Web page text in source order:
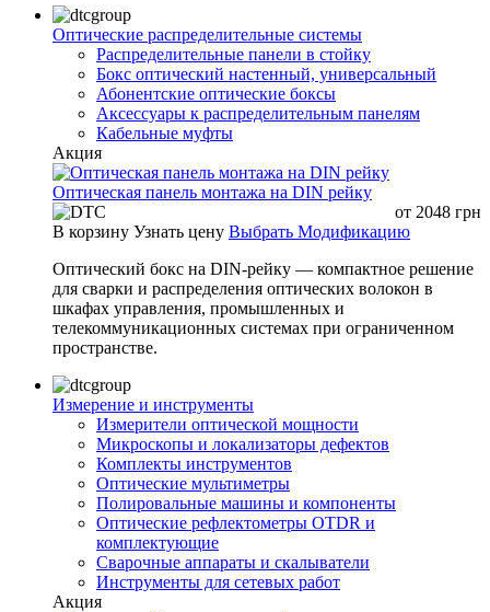
Оптические распределительные системы
Распределительные панели в стойку
Бокс оптический настенный, универсальный
Абонентские оптические боксы
Аксессуары к распределительным панелям
Кабельные муфты
Акция
Оптическая панель монтажа на DIN рейку
от 2048 грн
В корзину Узнать цену Выбрать Модификацию
Оптический бокс на DIN-рейку — компактное решение
для сварки и распределения оптических волокон в
шкафах управления, промышленных и
телекоммуникационных системах при ограниченном
пространстве.
Измерение и инструменты
Измерители оптической мощности
Микроскопы и локализаторы дефектов
Комплекты инструментов
Оптические мультиметры
Полировальные машины и компоненты
Оптические рефлектометры OTDR и
комплектующие
Сварочные аппараты и скалыватели
Инструменты для сетевых работ
Акция